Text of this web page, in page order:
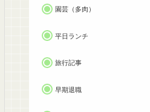
園芸（多肉）
平日ランチ
旅行記事
早期退職